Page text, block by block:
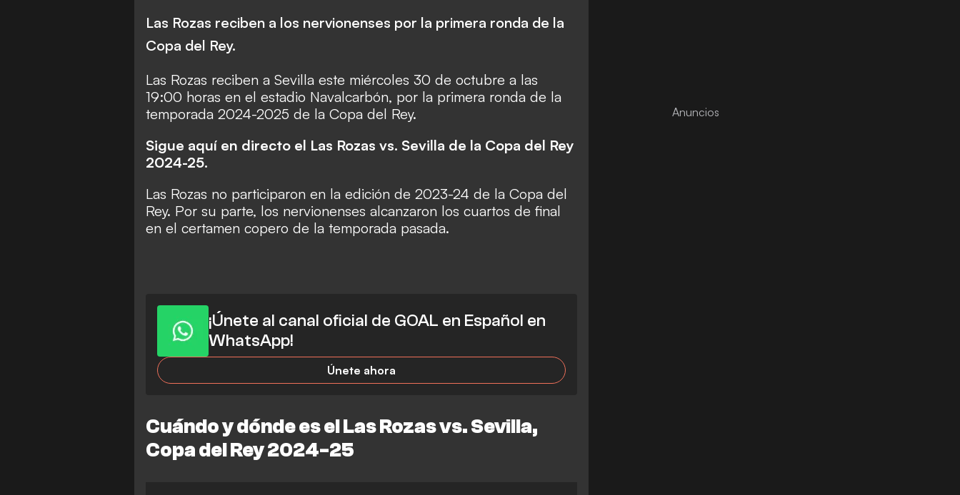
Las Rozas reciben a los nervionenses por la primera ronda de la
Copa del Rey.
Las Rozas reciben a Sevilla este miércoles 30 de octubre a las
19:00 horas en el estadio Navalcarbón, por la primera ronda de la
temporada 2024-2025 de la Copa del Rey.
Sigue aquí en directo el Las Rozas vs. Sevilla de la Copa del Rey
2024-25.
Las Rozas no participaron en la edición de 2023-24 de la Copa del
Rey. Por su parte, los nervionenses alcanzaron los cuartos de final
en el certamen copero de la temporada pasada.
¡Únete al canal oficial de GOAL en Español en
WhatsApp!
Únete ahora
Cuándo y dónde es el Las Rozas vs. Sevilla,
Copa del Rey 2024-25